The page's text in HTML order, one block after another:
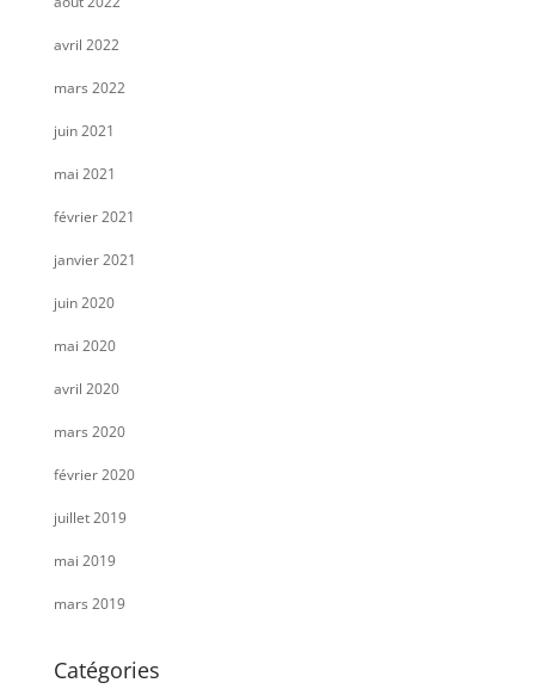
avril 2022
mars 2022
juin 2021
mai 2021
février 2021
janvier 2021
juin 2020
mai 2020
avril 2020
mars 2020
février 2020
juillet 2019
mai 2019
mars 2019
Catégories